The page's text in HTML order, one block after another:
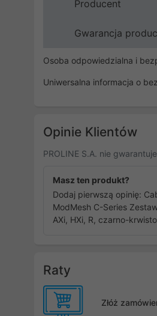
Producent
Gwarancja
Osoba odpowiedzialna i
Uniwersalna informacja o
Opinie Klientów
PROLINE S.A. nie
Masz ten produkt?
Dodaj pierwszą opinię:
ModMesh C-Series
AXi, HXi, R, czarno-
Raty
Złóż